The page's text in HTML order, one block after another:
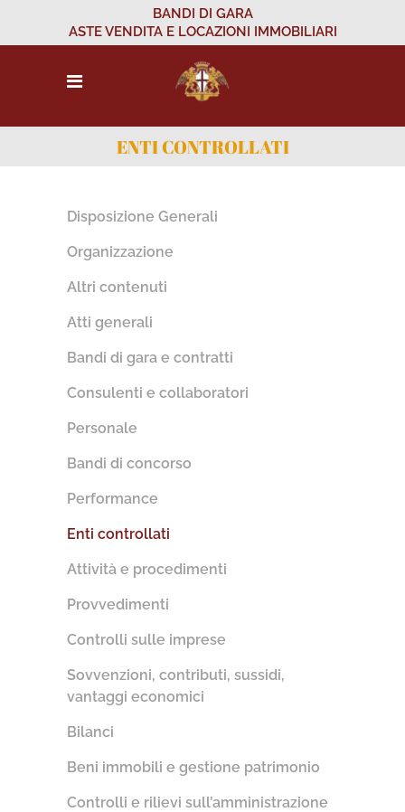
BANDI DI GARA
ASTE VENDITA E LOCAZIONI IMMOBILIARI
ENTI CONTROLLATI
Disposizione Generali
Organizzazione
Altri contenuti
Atti generali
Bandi di gara e contratti
Consulenti e collaboratori
Personale
Bandi di concorso
Performance
Enti controllati
Attività e procedimenti
Provvedimenti
Controlli sulle imprese
Sovvenzioni, contributi, sussidi,
vantaggi economici
Bilanci
Beni immobili e gestione patrimonio
Controlli e rilievi sull’amministrazione